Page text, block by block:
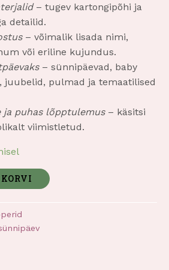
– tugev kartongipõhi ja
detailid.
– võimalik lisada nimi,
või eriline kujundus.
– sünnipäevad, baby
juubelid, pulmad ja temaatilised
ja puhas lõpptulemus– käsitsi
viimistletud.